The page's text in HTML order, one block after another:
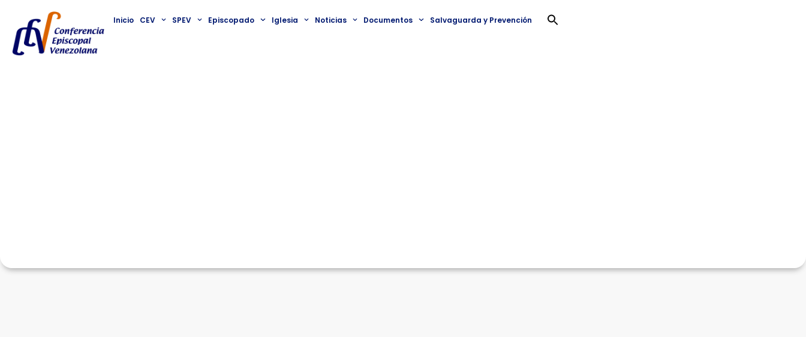
Inicio CEV SPEV Episcopado Iglesia Noticias Documentos Salvaguarda y Prevención